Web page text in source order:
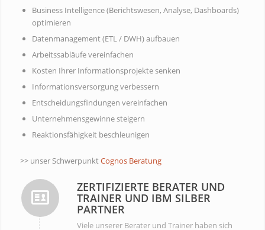
Business Intelligence (Berichtswesen, Analyse, Dashboards)
optimieren
Datenmanagement (ETL / DWH) aufbauen
Arbeitssabläufe vereinfachen
Kosten Ihrer Informationsprojekte senken
Informationsversorgung verbessern
Entscheidungsfindungen vereinfachen
Unternehmensgewinne steigern
Reaktionsfähigkeit beschleunigen
>> unser SchwerpunktCognos Beratung
ZERTIFIZIERTE BERATER UND
TRAINER UND IBM SILBER
PARTNER
Viele unserer Berater und Trainer haben sich